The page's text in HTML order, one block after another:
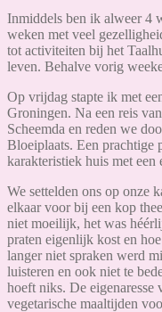
Inmiddels ben ik alweer 4
weken met veel
tot activiteiten bij het
leven. Behalve vorig
Op vrijdag stapte ik met
Groningen. Na een reis
Scheemda en reden we
Bloeiplaats. Een prachtige
karakteristiek huis met een
We settelden ons op onze
elkaar voor bij een kop
niet moeilijk, het was
praten eigenlijk kost en
langer niet spraken werd
luisteren en ook niet te
hoeft niks. De eigenaresse
vegetarische maaltijden